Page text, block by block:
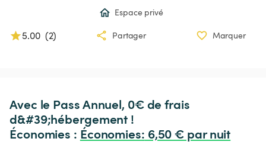
Espace privé
5.00 (2) Partager Marquer
Avec le Pass Annuel, 0€ de frais
d&#39;hébergement !
Économies : Économies: 6,50 € par nuit